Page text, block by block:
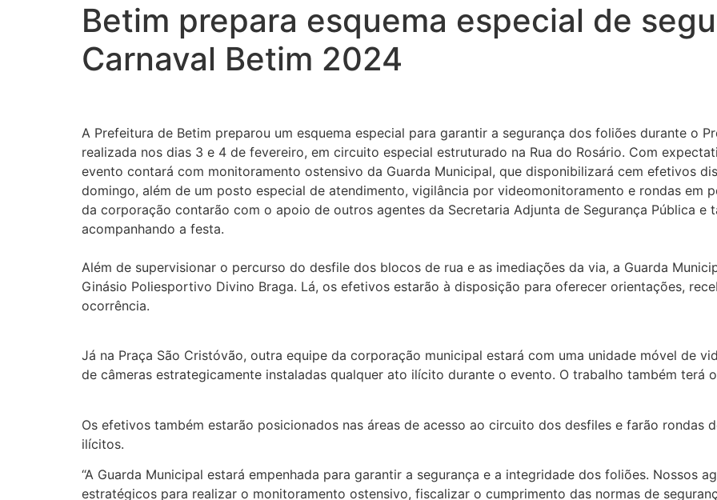
Betim prepara esquema especial de
Carnaval Betim 2024
A Prefeitura de Betim preparou um esquema especial para garantir a segurança dos foliões durante o
realizada nos dias 3 e 4 de fevereiro, em circuito especial estruturado na Rua do Rosário. Com
evento contará com monitoramento ostensivo da Guarda Municipal, que disponibilizará cem efetivos
domingo, além de um posto especial de atendimento, vigilância por videomonitoramento e rondas em
da corporação contarão com o apoio de outros agentes da Secretaria Adjunta de Segurança Pública e
acompanhando a festa.
Além de supervisionar o percurso do desfile dos blocos de rua e as imediações da via, a Guarda
Ginásio Poliesportivo Divino Braga. Lá, os efetivos estarão à disposição para oferecer orientações,
ocorrência.
Já na Praça São Cristóvão, outra equipe da corporação municipal estará com uma unidade móvel de
de câmeras estrategicamente instaladas qualquer ato ilícito durante o evento. O trabalho também terá
Os efetivos também estarão posicionados nas áreas de acesso ao circuito dos desfiles e farão rondas
ilícitos.
“A Guarda Municipal estará empenhada para garantir a segurança e a integridade dos foliões. Nossos
estratégicos para realizar o monitoramento ostensivo, fiscalizar o cumprimento das normas de